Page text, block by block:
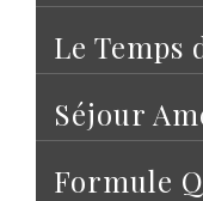
Le Temps
Séjour
Formule